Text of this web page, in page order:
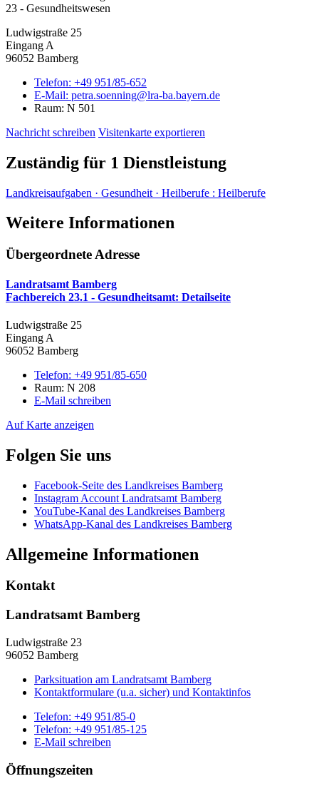
23 - Gesundheitswesen
Ludwigstraße 25
Eingang A
96052 Bamberg
Telefon: +49 951/85-652
E-Mail: petra.soenning@lra-ba.bayern.de
Raum: N 501
Nachricht schreiben Visitenkarte exportieren
Zuständig für 1 Dienstleistung
Landkreisaufgaben · Gesundheit · Heilberufe : Heilberufe
Weitere Informationen
Übergeordnete Adresse
Landratsamt Bamberg
Fachbereich 23.1 - Gesundheitsamt: Detailseite
Ludwigstraße 25
Eingang A
96052 Bamberg
Telefon: +49 951/85-650
Raum: N 208
E-Mail schreiben
Auf Karte anzeigen
Folgen Sie uns
Facebook-Seite des Landkreises Bamberg
Instagram Account Landratsamt Bamberg
YouTube-Kanal des Landkreises Bamberg
WhatsApp-Kanal des Landkreises Bamberg
Allgemeine Informationen
Kontakt
Landratsamt Bamberg
Ludwigstraße 23
96052 Bamberg
Parksituation am Landratsamt Bamberg
Kontaktformulare (u.a. sicher) und Kontaktinfos
Telefon: +49 951/85-0
Telefon: +49 951/85-125
E-Mail schreiben
Öffnungszeiten